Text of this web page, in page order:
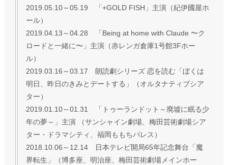
2019.05.10～05.19 「+GOLD FISH」主演（紀伊國屋ホ
ール）
2019.04.13～04.28 「Being at home with Claude 〜ク
ロードと一緒に〜」主演（赤レンガ倉庫1号館3Fホー
ル）
2019.03.16～03.17 朗読劇シリーズ 恋を読む「ぼくは
明日、昨日のきみとデートする」（オルタナティブシア
ター）
2019.01.10～01.31 「トゥーランドット～廃墟に眠る少
年の夢～」主演 （サンシャイン劇場、梅田芸術劇場シア
ター・ドラマシティ、福岡ももちパレス）
2018.10.06～12.14 日本テレビ開局65年記念舞台「魔
界転生」（博多座、明治座、梅田芸術劇場メインホー